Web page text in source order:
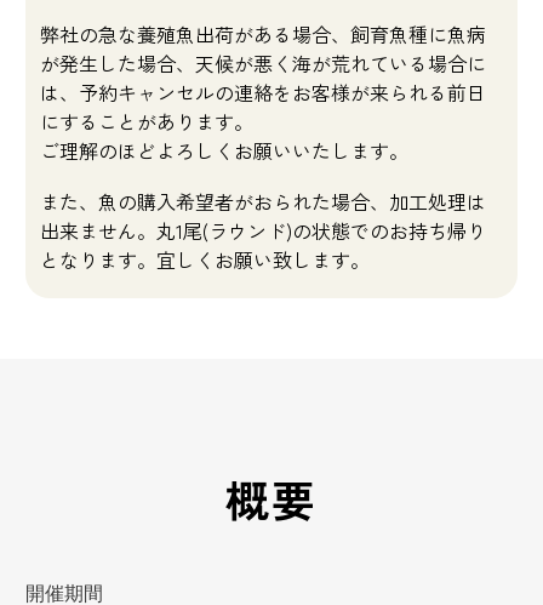
弊社の急な養殖魚出荷がある場合、飼育魚種に魚病
が発生した場合、天候が悪く海が荒れている場合に
は、予約キャンセルの連絡をお客様が来られる前日
にすることがあります。
ご理解のほどよろしくお願いいたします。
また、魚の購入希望者がおられた場合、加工処理は
出来ません。丸1尾(ラウンド)の状態でのお持ち帰り
となります。宜しくお願い致します。
概要
開催期間